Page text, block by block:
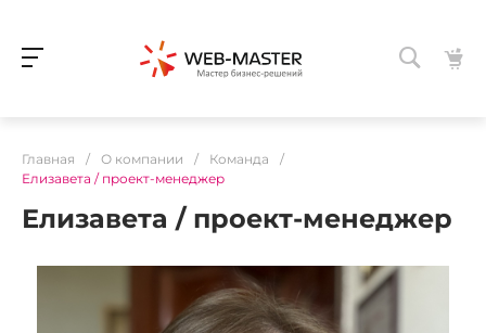
Главная / О компании / Команда
/
Елизавета / проект-менеджер
Елизавета / проект-менеджер